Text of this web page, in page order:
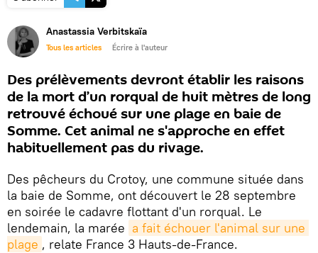
Anastassia Verbitskaïa
Tous les articles Écrire à l'auteur
Des prélèvements devront établir les raisons
de la mort d’un rorqual de huit mètres de long
retrouvé échoué sur une plage en baie de
Somme. Cet animal ne s'approche en effet
habituellement pas du rivage.
Des pêcheurs du Crotoy, une commune située dans
la baie de Somme, ont découvert le 28 septembre
en soirée le cadavre flottant d'un rorqual. Le
lendemain, la marée a fait échouer l'animal sur une
plage , relate France 3 Hauts-de-France.